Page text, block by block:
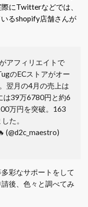
にTwitterなどでは、
るshopify店舗さんが
アフィリエイトで
のECストアがオー
翌月の4月の売上は
は39万6780円と約6
万円を突破。163
た。
(@d2c_maestro)
彩なサポートをして
後、色々と調べてみ